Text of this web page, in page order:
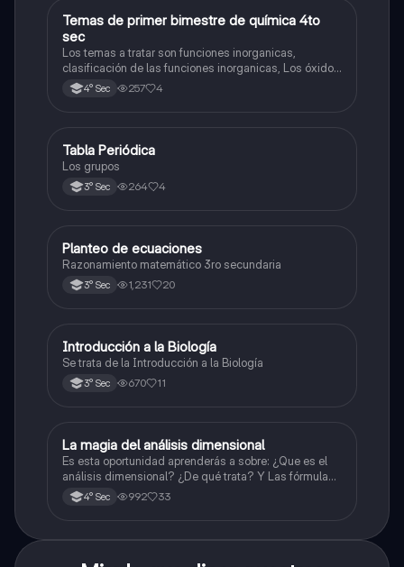
Química
Temas de primer bimestre de química 4to
sec
Los temas a tratar son funciones inorganicas,
clasificación de las funciones inorganicas, Los óxidos
y los óxidos ácidos
4° Sec 257 4
Química
Tabla Periódica
Los grupos
3° Sec 264 4
Matemáticas
Planteo de ecuaciones
Razonamiento matemático 3ro secundaria
3° Sec 1,231 20
Biología
Introducción a la Biología
Se trata de la Introducción a la Biología
3° Sec 670 11
Física
La magia del análisis dimensional
Es esta oportunidad aprenderás a sobre: ¿Que es el
análisis dimensional? ¿De qué trata? Y Las fórmulas
de las magnitudes fundamentales y derivadas.
4° Sec 992 33